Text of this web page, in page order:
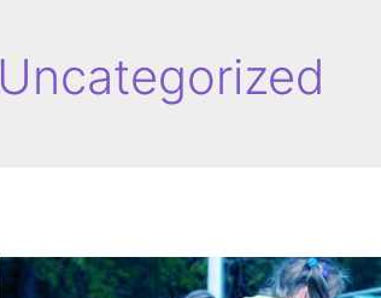
Uncategorized